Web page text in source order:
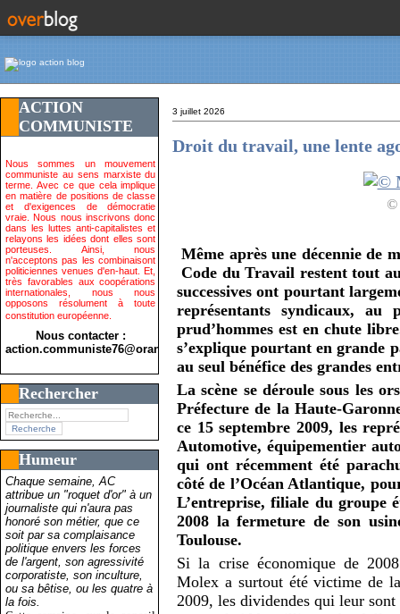
ACTION
COMMUNISTE
Nous sommes un mouvement
communiste au sens marxiste du
terme. Avec ce que cela implique
en matière de positions de classe
et d'exigences de démocratie
vraie. Nous nous inscrivons donc
dans les luttes anti-capitalistes et
relayons les idées dont elles sont
porteuses. Ainsi, nous
n'acceptons pas les combinaisont
politiciennes venues d'en-haut. Et,
très favorables aux coopérations
internationales, nous nous
opposons résolument à toute
constitution européenne.
Nous contacter :
action.communiste76@orange.fr>
Rechercher
Humeur
Chaque semaine, AC
attribue un "roquet d'or" à un
journaliste qui n'aura pas
honoré son métier, que ce
soit par sa complaisance
politique envers les forces
de l'argent, son agressivité
corporatiste, son inculture,
ou sa bêtise, ou les quatre à
la fois.
3 juillet 2026
Droit du travail, une lente
©
Même après une décennie de
Code du Travail restent tout
successives ont pourtant
représentants syndicaux,
prud’hommes est en chute
s’explique pourtant en grande
au seul bénéfice des grandes
La scène se déroule sous les
Préfecture de la Haute-
ce 15 septembre 2009, les
Automotive, équipementier
qui ont récemment été
côté de l’Océan Atlantique,
L’entreprise, filiale du groupe
2008 la fermeture de son
Toulouse.
Si la crise économique de
Molex a surtout été victime de
2009, les dividendes qui leur